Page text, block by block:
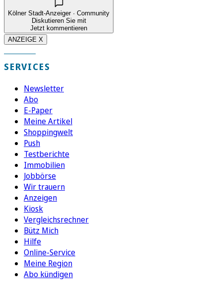
Kölner Stadt-Anzeiger · Community
Diskutieren Sie mit
Jetzt kommentieren
ANZEIGE X
SERVICES
Newsletter
Abo
E-Paper
Meine Artikel
Shoppingwelt
Push
Testberichte
Immobilien
Jobbörse
Wir trauern
Anzeigen
Kiosk
Vergleichsrechner
Bütz Mich
Hilfe
Online-Service
Meine Region
Abo kündigen